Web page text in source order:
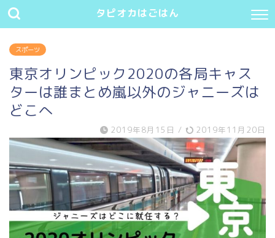
タピオカはごはん
スポーツ
東京オリンピック2020の各局キャス
ターは誰まとめ嵐以外のジャニーズは
どこへ
2019年8月15日 / 2019年11月20日